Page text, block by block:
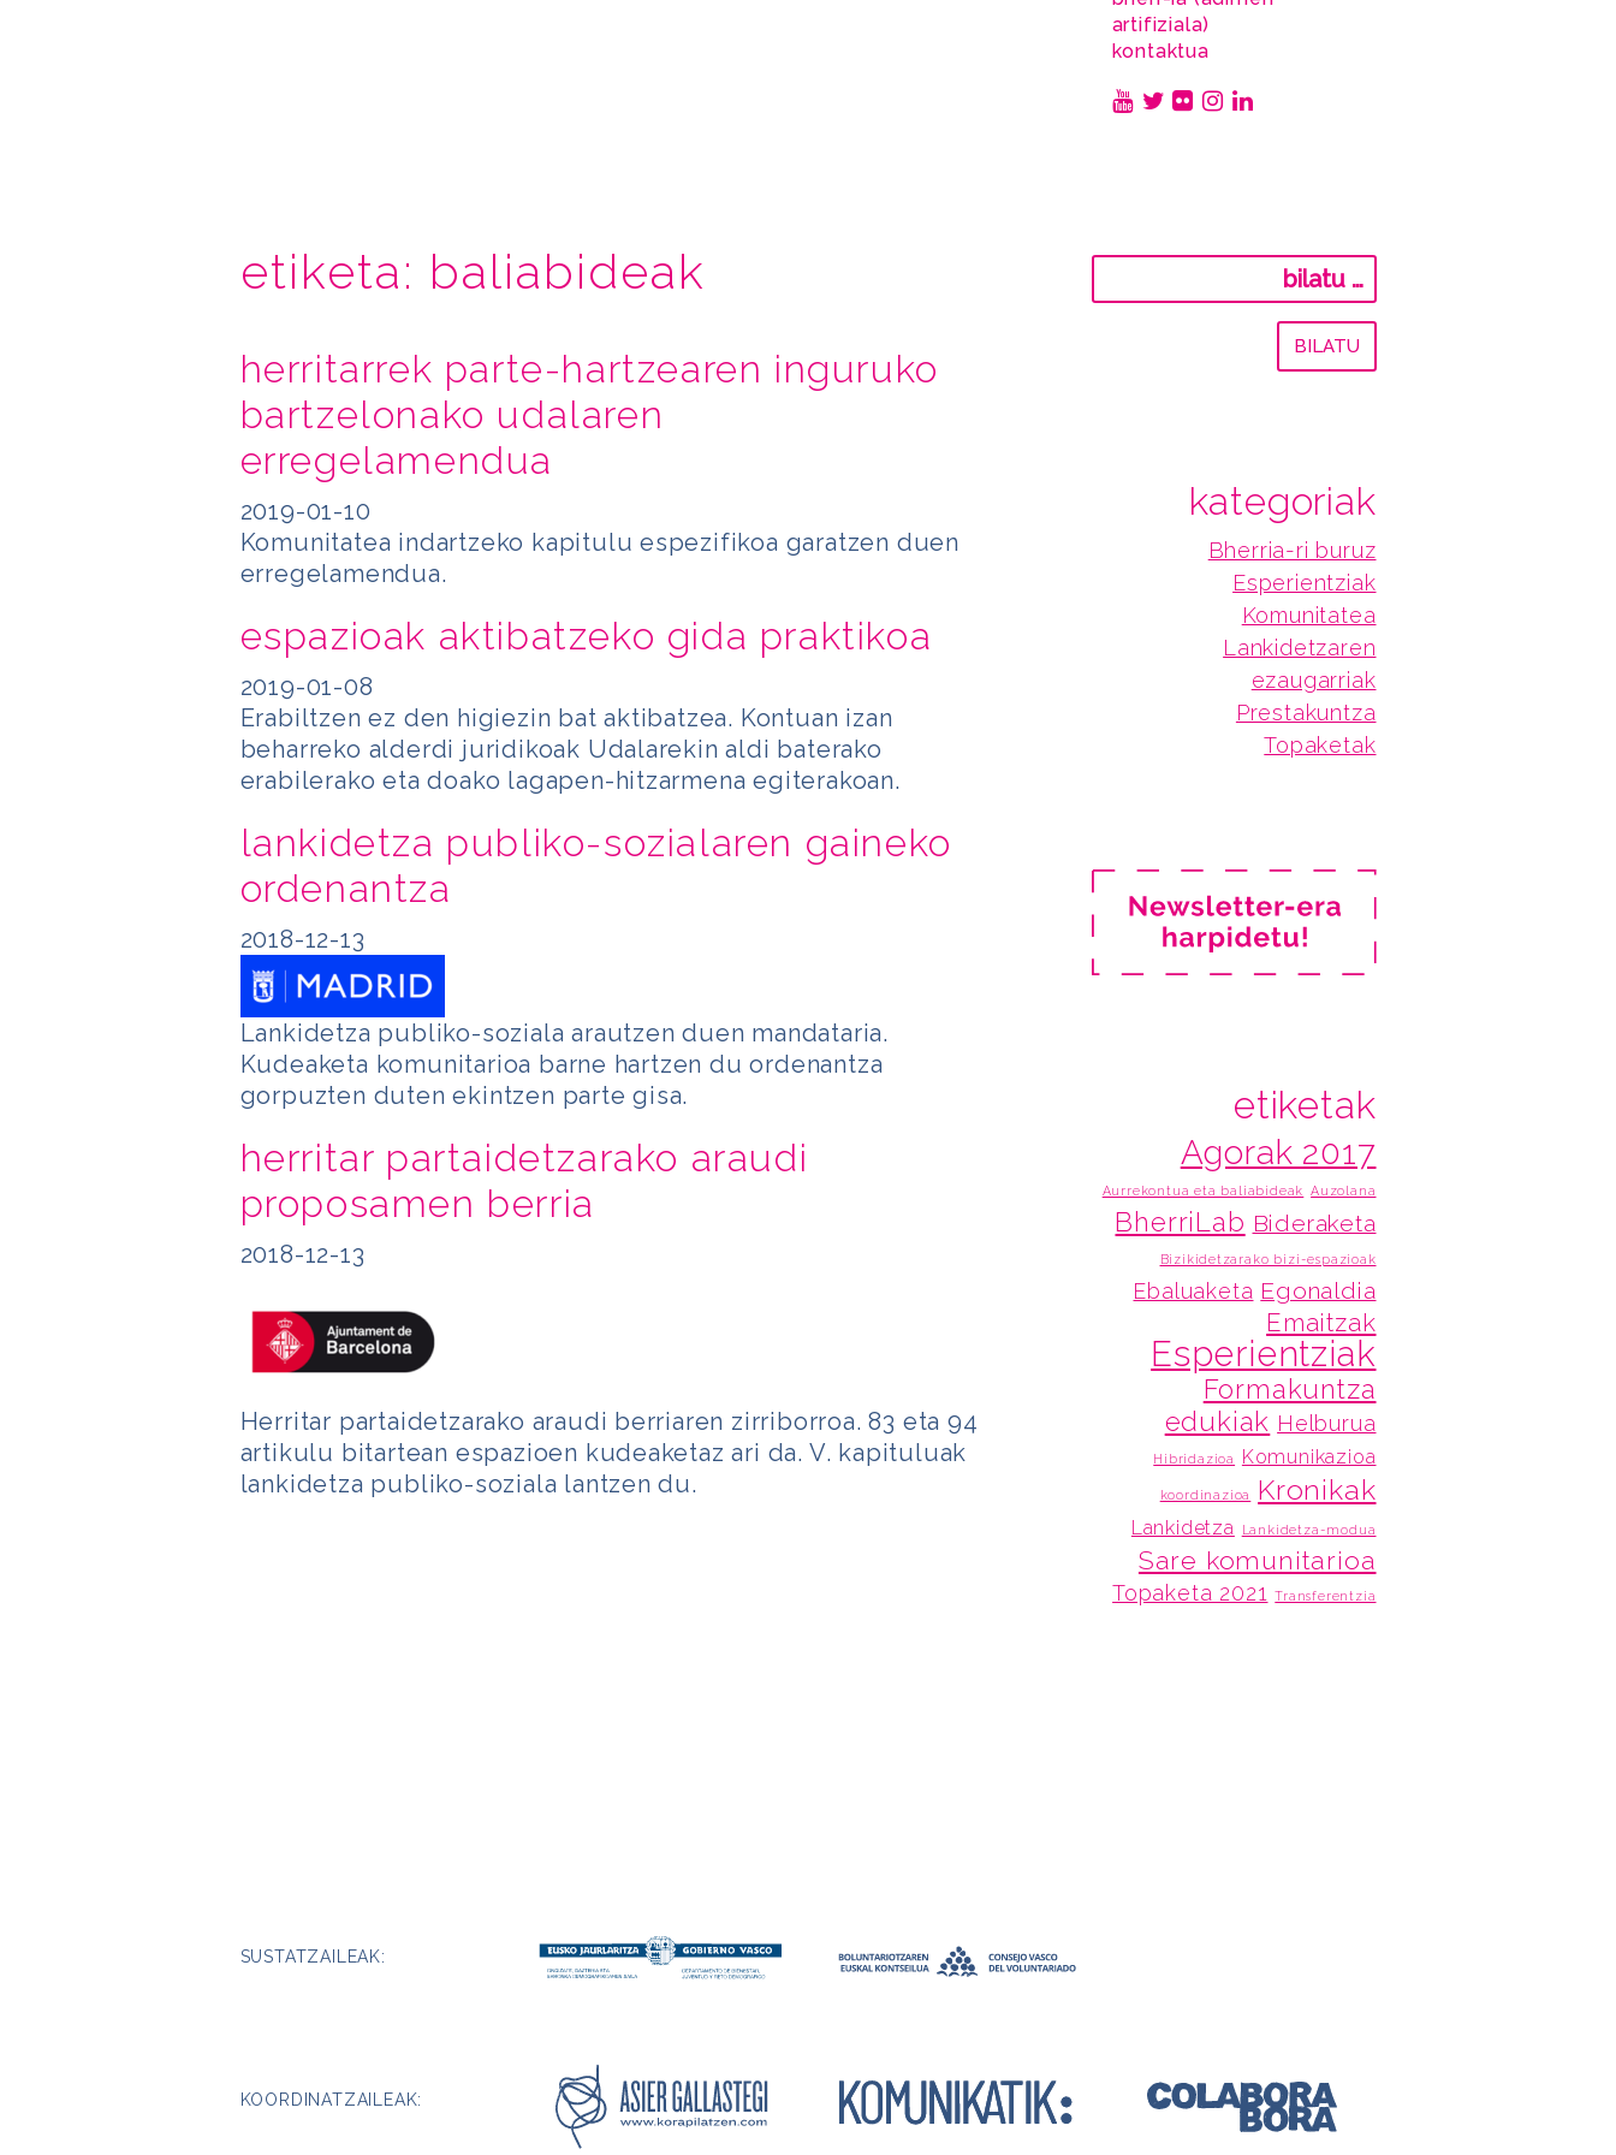
artifiziala)
kontaktua
etiketa: baliabideak
herritarrek parte-hartzearen inguruko
bartzelonako udalaren
erregelamendua
2019-01-10
Komunitatea indartzeko kapitulu espezifikoa garatzen duen
erregelamendua.
espazioak aktibatzeko gida praktikoa
2019-01-08
Erabiltzen ez den higiezin bat aktibatzea. Kontuan izan
beharreko alderdi juridikoak Udalarekin aldi baterako
erabilerako eta doako lagapen-hitzarmena egiterakoan.
lankidetza publiko-sozialaren gaineko
ordenantza
2018-12-13
Lankidetza publiko-soziala arautzen duen mandataria.
Kudeaketa komunitarioa barne hartzen du ordenantza
gorpuzten duten ekintzen parte gisa.
herritar partaidetzarako araudi
proposamen berria
2018-12-13
Herritar partaidetzarako araudi berriaren zirriborroa. 83 eta 94
artikulu bitartean espazioen kudeaketaz ari da. V. kapituluak
lankidetza publiko-soziala lantzen du.
kategoriak
Bherria-ri buruz
Esperientziak
Komunitatea
Lankidetzaren
ezaugarriak
Prestakuntza
Topaketak
etiketak
Agorak 2017
Aurrekontua eta baliabideak Auzolana
BherriLab Bideraketa
Bizikidetzarako bizi-espazioak
Ebaluaketa Egonaldia
Emaitzak
Esperientziak
Formakuntza
edukiak Helburua
Hibridazioa Komunikazioa
koordinazioa Kronikak
Lankidetza Lankidetza-modua
Sare komunitarioa
Topaketa 2021 Transferentzia
SUSTATZAILEAK:
KOORDINATZAILEAK: